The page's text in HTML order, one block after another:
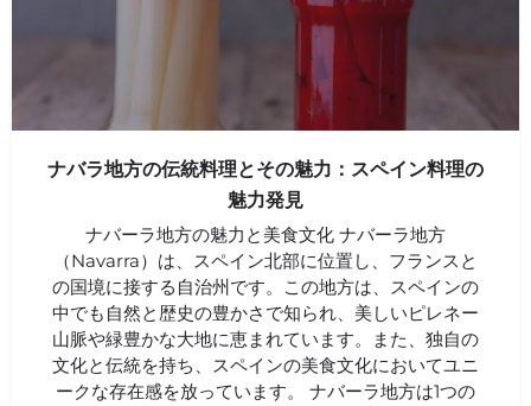
ナバラ地方の伝統料理とその魅力：スペイン料理の
魅力発見
ナバーラ地方の魅力と美食文化 ナバーラ地方
（Navarra）は、スペイン北部に位置し、フランスと
の国境に接する自治州です。この地方は、スペインの
中でも自然と歴史の豊かさで知られ、美しいピレネー
山脈や緑豊かな大地に恵まれています。また、独自の
文化と伝統を持ち、スペインの美食文化においてユニ
ークな存在感を放っています。 ナバーラ地方は1つの